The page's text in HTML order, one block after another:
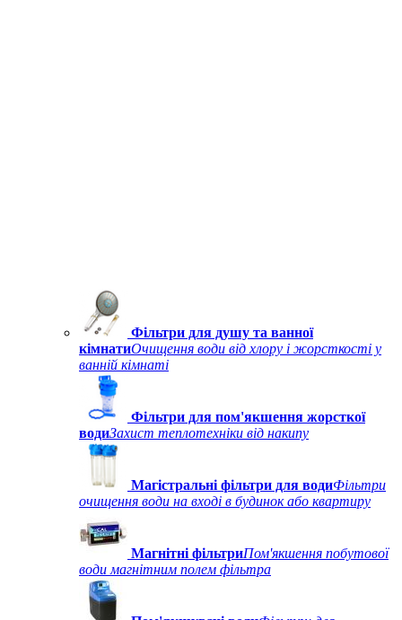
Фільтри для душу та ванної
кімнатиОчищення води від хлору і жорсткості у
ванній кімнаті
Фільтри для пом'якшення жорсткої
водиЗахист теплотехніки від накипу
Магістральні фільтри для водиФільтри
очищення води на вході в будинок або квартиру
Магнітні фільтриПом'якшення побутової
води магнітним полем фільтра